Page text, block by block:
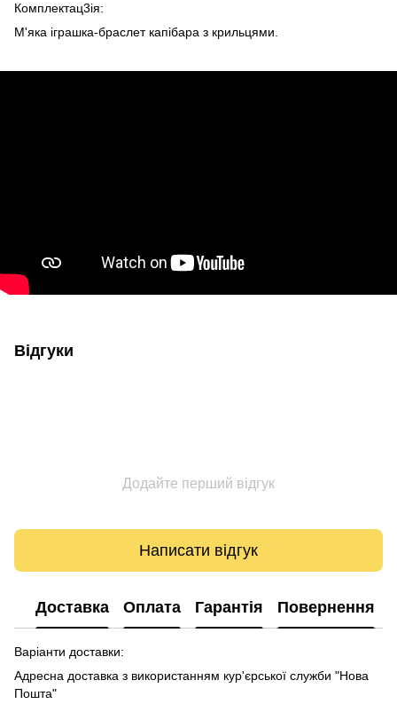
Комплектац3ія:
М'яка іграшка-браслет капібара з крильцями.
Відгуки
Додайте перший відгук
Написати відгук
Доставка Оплата Гарантія Повернення
Варіанти доставки:
Адресна доставка з використанням кур'єрської служби "Нова
Пошта"